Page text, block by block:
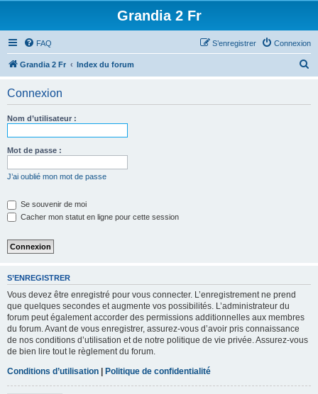
Grandia 2 Fr
FAQ Connexion
S’enregistrer
Grandia 2 Fr Index du forum
Connexion
Nom d’utilisateur :
Mot de passe :
J’ai oublié mon mot de passe
Se souvenir de moi
Cacher mon statut en ligne pour cette session
S’ENREGISTRER
Vous devez être enregistré pour vous connecter. L’enregistrement ne prend
que quelques secondes et augmente vos possibilités. L’administrateur du
forum peut également accorder des permissions additionnelles aux membres
du forum. Avant de vous enregistrer, assurez-vous d’avoir pris connaissance
de nos conditions d’utilisation et de notre politique de vie privée. Assurez-vous
de bien lire tout le règlement du forum.
Conditions d’utilisation | Politique de confidentialité